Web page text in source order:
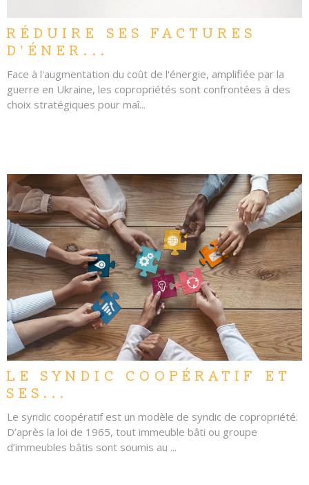
RÉDUIRE SES FACTURES
D'ÉNER...
Face à l'augmentation du coût de l'énergie, amplifiée par la
guerre en Ukraine, les copropriétés sont confrontées à des
choix stratégiques pour maî...
LE SYNDIC COOPÉRATIF ET
SES...
Le syndic coopératif est un modèle de syndic de copropriété.
D’après la loi de 1965, tout immeuble bâti ou groupe
d’immeubles bâtis sont soumis au ...
LIRE L'ARTICLE